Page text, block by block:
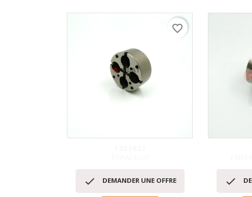
Aperçu rapide
 DEMANDER UNE OFFRE
favorite_border

